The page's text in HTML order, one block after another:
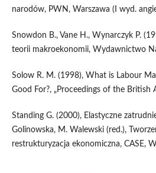
narodów, PWN, Warszawa (I wyd.
Snowdon B., Vane H., Wynarczyk P.
teorii makroekonomii, Wydawnictwo
Solow R. M. (1998), What is Labour
Good For?, „Proceedings of the British
Standing G. (2000), Elastyczne
Golinowska, M. Walewski (red.),
restrukturyzacja ekonomiczna, CASE,